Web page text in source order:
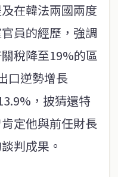
在韓法兩國兩度
員的經歷，強調
稅降至19%的區
口逆勢增長
，披猜還特
定他與前任財長
判成果。